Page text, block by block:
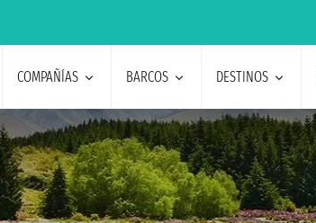
COMPAÑÍAS BARCOS DESTINOS